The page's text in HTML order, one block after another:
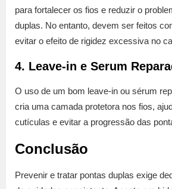
para fortalecer os fios e reduzir o
duplas. No entanto, devem ser feitos
evitar o efeito de rigidez excessiva no
4. Leave-in e Serum
O uso de um bom leave-in ou sérum
cria uma camada protetora nos fios,
cutículas e evitar a progressão das
Conclusão
Prevenir e tratar pontas duplas exige